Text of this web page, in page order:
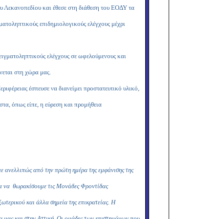
Λεκανοπεδίου και έθεσε στη διάθεση του ΕΟΔΥ τα
επιδημιολογικούς ελέγχους μέχρι
ελέγχους σε ωφελούμενους και
στη χώρα μας.
έσπευσε να διανείμει προστατευτικό υλικό,
όπως είπε, η εύρεση και προμήθεια
από την πρώτη ημέρα της εμφάνισης της
να θωρακίσουμε τις Μονάδες Φροντίδας
και άλλα σημεία της επικρατείας. Η